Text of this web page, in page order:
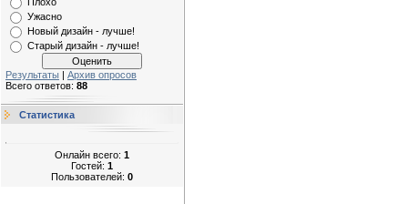
Ужасно
Новый дизайн - лучше!
Старый дизайн - лучше!
Результаты | Архив опросов
Всего ответов: 88
Статистика
Онлайн всего: 1
Гостей: 1
Пользователей: 0